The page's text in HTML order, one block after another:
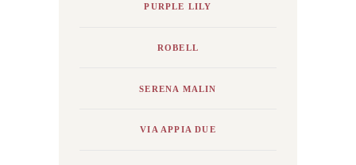
PURPLE LILY
ROBELL
SERENA MALIN
VIA APPIA DUE